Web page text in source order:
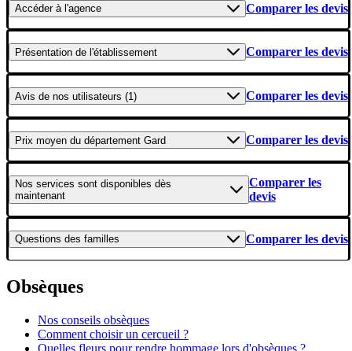
Accéderà l'agence Comparer les devis
Présentation de l'établissement Comparer les devis
Avis de nos utilisateurs (1) Comparer les devis
Prix moyen du département Gard Comparer les devis
Nos services sont disponibles dès
maintenant
Comparer les
devis
Questions des familles Comparer les devis
Obsèques
Nos conseils obsèques
Comment choisir un cercueil ?
Quelles fleurs pour rendre hommage lors d'obsèques ?